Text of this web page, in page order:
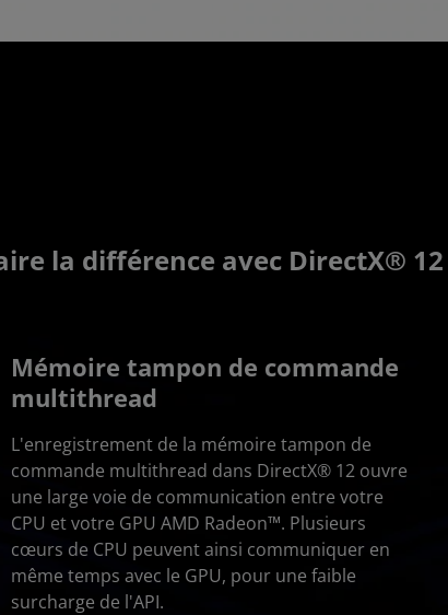
la différence avec DirectX® 12
Mémoire tampon de commande
multithread
L'enregistrement de la mémoire tampon de
commande multithread dans DirectX® 12 ouvre
une large voie de communication entre votre
CPU et votre GPU AMD Radeon™. Plusieurs
cœurs de CPU peuvent ainsi communiquer en
même temps avec le GPU, pour une faible
surcharge de l'API.